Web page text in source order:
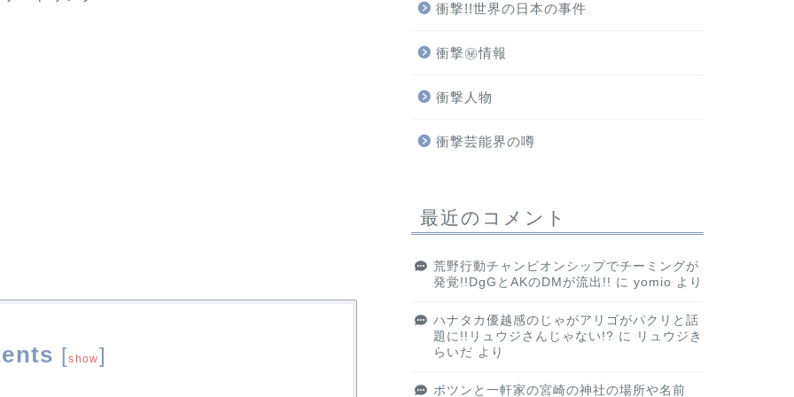
[show]
衝撃!!世界の日本の事件
衝撃㊙情報
衝撃人物
衝撃芸能界の噂
最近のコメント
荒野行動チャンピオンシップでチーミングが
発覚!!DgGとAKのDMが流出!! に yomio より
ハナタカ優越感のじゃがアリゴがパクリと話
題に!!リュウジさんじゃない!? に
リュウジき
らいだ より
ポツンと一軒家の宮崎の神社の場所や名前